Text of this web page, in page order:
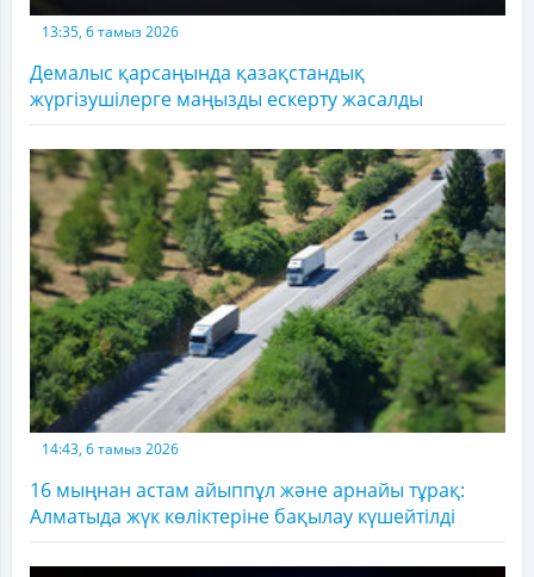
13:35, 6 тамыз 2026
Демалыс қарсаңында қазақстандық
жүргізушілерге маңызды ескерту жасалды
14:43, 6 тамыз 2026
16 мыңнан астам айыппұл және арнайы тұрақ:
Алматыда жүк көліктеріне бақылау күшейтілді